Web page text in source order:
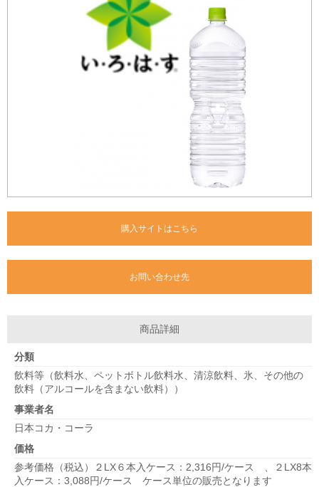
購入サイトはこちら
お問い合わせ先
商品詳細
分類
飲料等（飲料水、ペットボトル飲料水、清涼飲料、氷、その他の
飲料（アルコールを含まない飲料））
事業者名
日本コカ・コーラ
価格
参考価格（税込）２LX６本入ケース：2,316円/ケース 、２LX8本
入ケース：3,088円/ケース ケース単位の販売となります